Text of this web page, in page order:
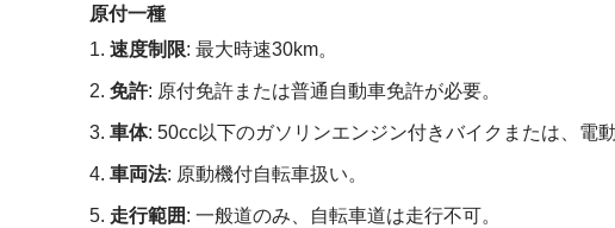
原付一種
速度制限: 最大時速30km。
免許: 原付免許または普通自動車免許が必要。
車体: 50cc以下のガソリンエンジン付きバイクまたは、電
車両法: 原動機付自転車扱い。
走行範囲: 一般道のみ、自転車道は走行不可。